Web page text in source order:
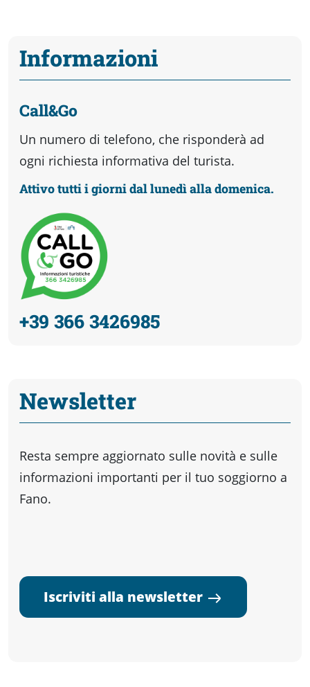
Informazioni
Call&Go
Un numero di telefono, che risponderà ad
ogni richiesta informativa del turista.
Attivo tutti i giorni dal lunedì alla domenica.
+39 366 3426985
Newsletter
Resta sempre aggiornato sulle novità e sulle
informazioni importanti per il tuo soggiorno a
Fano.
Iscriviti alla newsletter